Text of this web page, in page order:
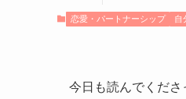
恋愛・パートナーシップ 自
今日も読んでくださ